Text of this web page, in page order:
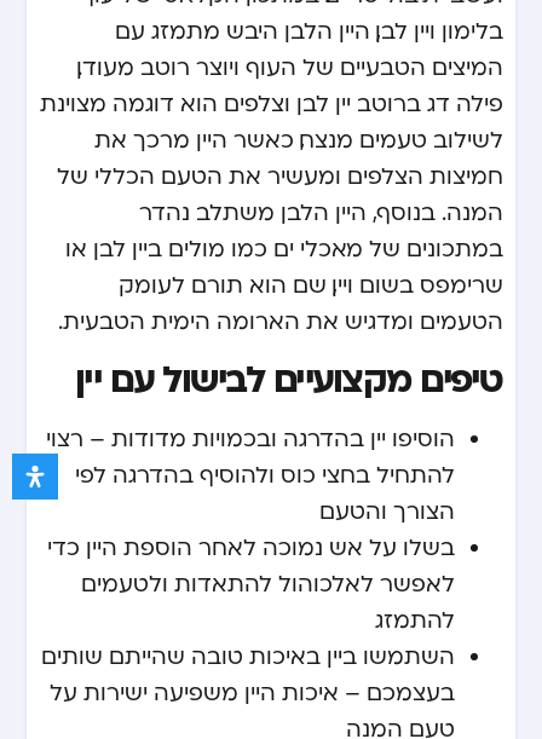
בלימון ויין לבן, היין הלבן היבש מתמזג עם
המיצים הטבעיים של העוף ויוצר רוטב מעודן.
פילה דג ברוטב יין לבן וצלפים הוא דוגמה מצוינת
לשילוב טעמים מנצח, כאשר היין מרכך את
חמיצות הצלפים ומעשיר את הטעם הכללי של
המנה. בנוסף, היין הלבן משתלב נהדר
במתכונים של מאכלי ים כמו מולים ביין לבן או
שרימפס בשום ויין, שם הוא תורם לעומק
הטעמים ומדגיש את הארומה הימית הטבעית.
טיפים מקצועיים לבישול עם יין
הוסיפו יין בהדרגה ובכמויות מדודות – רצוי
להתחיל בחצי כוס ולהוסיף בהדרגה לפי
הצורך והטעם
בשלו על אש נמוכה לאחר הוספת היין כדי
לאפשר לאלכוהול להתאדות ולטעמים
להתמזג
השתמשו ביין באיכות טובה שהייתם שותים
בעצמכם – איכות היין משפיעה ישירות על
טעם המנה